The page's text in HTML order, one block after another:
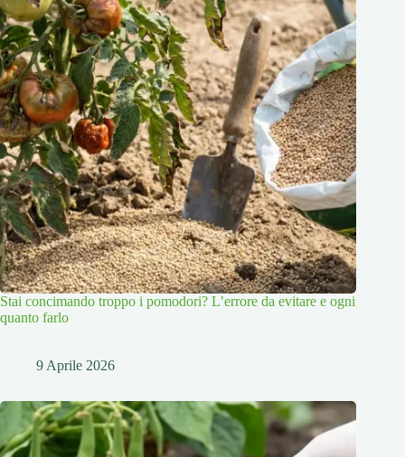
Stai concimando troppo i pomodori? L’errore da evitare e ogni
quanto farlo
9 Aprile 2026